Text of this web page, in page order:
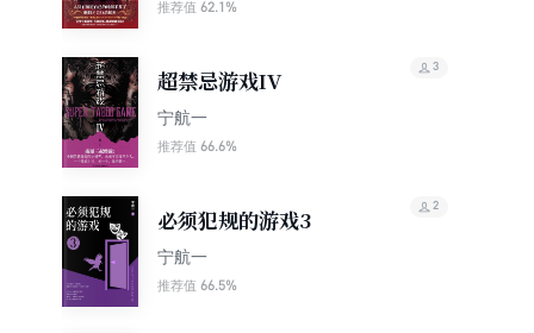
推荐值 62.1%
超禁忌游戏IV
宁航一
推荐值 66.6%
3
必须犯规的游戏3
宁航一
推荐值 66.5%
2